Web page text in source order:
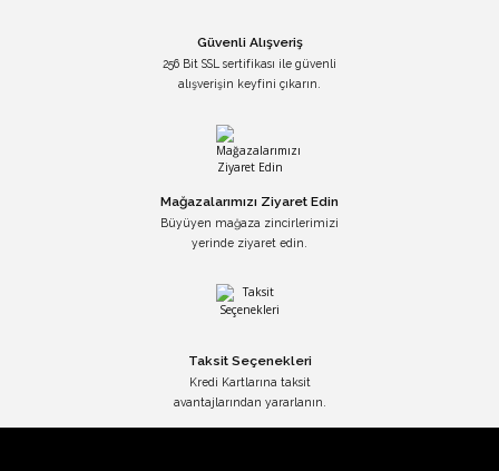
Güvenli Alışveriş
256 Bit SSL sertifikası ile güvenli
alışverişin keyfini çıkarın.
Mağazalarımızı Ziyaret Edin
Büyüyen mağaza zincirlerimizi
yerinde ziyaret edin.
Taksit Seçenekleri
Kredi Kartlarına taksit
avantajlarından yararlanın.